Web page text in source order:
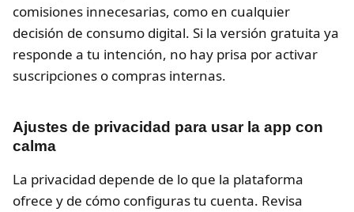
comisiones innecesarias, como en cualquier
decisión de consumo digital. Si la versión gratuita ya
responde a tu intención, no hay prisa por activar
suscripciones o compras internas.
Ajustes de privacidad para usar la app con
calma
La privacidad depende de lo que la plataforma
ofrece y de cómo configuras tu cuenta. Revisa